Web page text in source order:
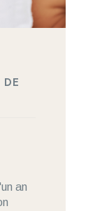
DE
an